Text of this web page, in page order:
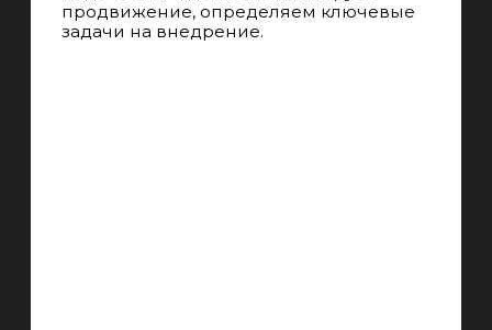
Используем инструменты
автоматизации, шаблонизации
и типизации работ для уменьшения